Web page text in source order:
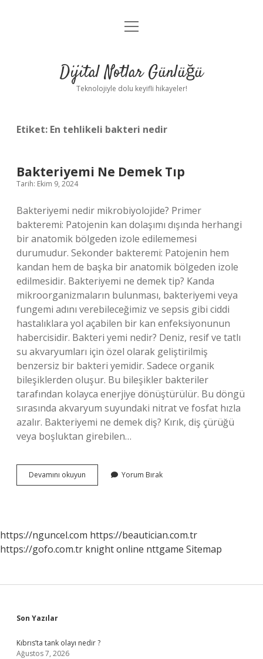
Anasayfa
Yasal Uyarı
menüyü
Dijital Notlar Günlüğü
Teknolojiyle dolu keyifli hikayeler!
Etiket: En tehlikeli bakteri nedir
Bakteriyemi Ne Demek Tıp
Tarih: Ekim 9, 2024
Bakteriyemi nedir mikrobiyolojide? Primer
bakteremi: Patojenin kan dolaşımı dışında herhangi
bir anatomik bölgeden izole edilememesi
durumudur. Sekonder bakteremi: Patojenin hem
kandan hem de başka bir anatomik bölgeden izole
edilmesidir. Bakteriyemi ne demek tip? Kanda
mikroorganizmaların bulunması, bakteriyemi veya
fungemi adını verebileceğimiz ve sepsis gibi ciddi
hastalıklara yol açabilen bir kan enfeksiyonunun
habercisidir. Bakteri yemi nedir? Deniz, resif ve tatlı
su akvaryumları için özel olarak geliştirilmiş
benzersiz bir bakteri yemidir. Sadece organik
bileşiklerden oluşur. Bu bileşikler bakteriler
tarafından kolayca enerjiye dönüştürülür. Bu döngü
sırasında akvaryum suyundaki nitrat ve fosfat hızla
azalır. Bakteriyemi ne demek diş? Kırık, diş çürüğü
veya boşluktan girebilen…
Devamını okuyun Bakteriyemi
Ne
Yorum Bırak
https://nguncel.com https://beautician.com.tr
https://gofo.com.tr knight online nttgame Sitemap
Sidebar
Son Yazılar
Kıbrıs’ta tank olayı nedir ?
Ağustos 7, 2026